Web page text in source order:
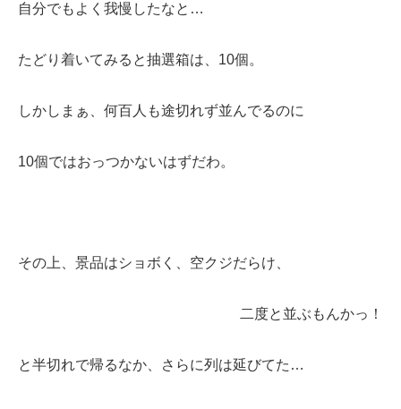
自分でもよく我慢したなと…
たどり着いてみると抽選箱は、10個。
しかしまぁ、何百人も途切れず並んでるのに
10個ではおっつかないはずだわ。
その上、景品はショボく、空クジだらけ、
二度と並ぶもんかっ！
と半切れで帰るなか、さらに列は延びてた…